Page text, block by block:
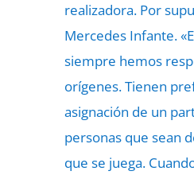
realizadora. Por
Mercedes Infante.
siempre hemos
orígenes. Tienen
asignación de un
personas que sean
que se juega.